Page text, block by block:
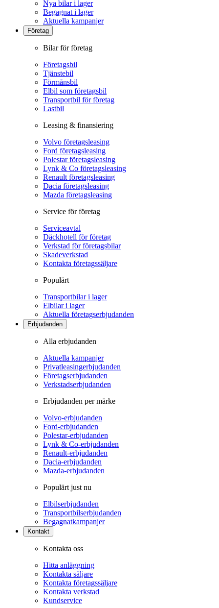
Nya bilar i lager
Begagnat i lager
Aktuella kampanjer
Företag
Bilar för företag
Företagsbil
Tjänstebil
Förmånsbil
Elbil som företagsbil
Transportbil för företag
Lastbil
Leasing & finansiering
Volvo företagsleasing
Ford företagsleasing
Polestar företagsleasing
Lynk & Co företagsleasing
Renault företagsleasing
Dacia företagsleasing
Mazda företagsleasing
Service för företag
Serviceavtal
Däckhotell för företag
Verkstad för företagsbilar
Skadeverkstad
Kontakta företagssäljare
Populärt
Transportbilar i lager
Elbilar i lager
Aktuella företagserbjudanden
Erbjudanden
Alla erbjudanden
Aktuella kampanjer
Privatleasingerbjudanden
Företagserbjudanden
Verkstadserbjudanden
Erbjudanden per märke
Volvo-erbjudanden
Ford-erbjudanden
Polestar-erbjudanden
Lynk & Co-erbjudanden
Renault-erbjudanden
Dacia-erbjudanden
Mazda-erbjudanden
Populärt just nu
Elbilserbjudanden
Transportbilserbjudanden
Begagnatkampanjer
Kontakt
Kontakta oss
Hitta anläggning
Kontakta säljare
Kontakta företagssäljare
Kontakta verkstad
Kundservice